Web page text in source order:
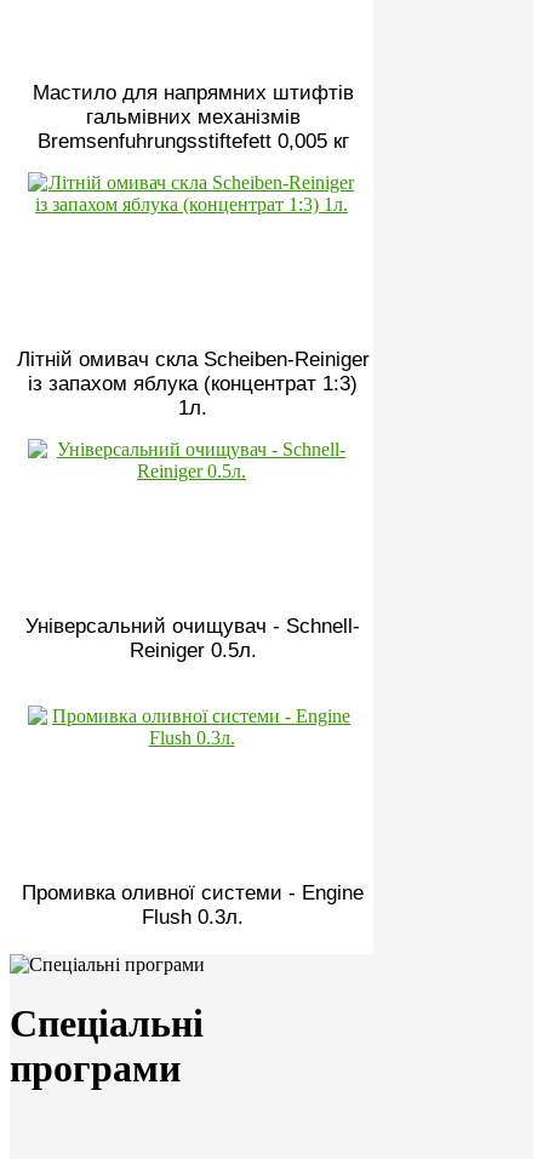
Мастило для напрямних штифтів
гальмівних механізмів
Bremsenfuhrungsstiftefett 0,005 кг
Літній омивач скла Scheiben-Reiniger
із запахом яблука (концентрат 1:3)
1л.
Універсальний очищувач - Schnell-
Reiniger 0.5л.
Промивка оливної системи - Engine
Flush 0.3л.
Спеціальні
програми